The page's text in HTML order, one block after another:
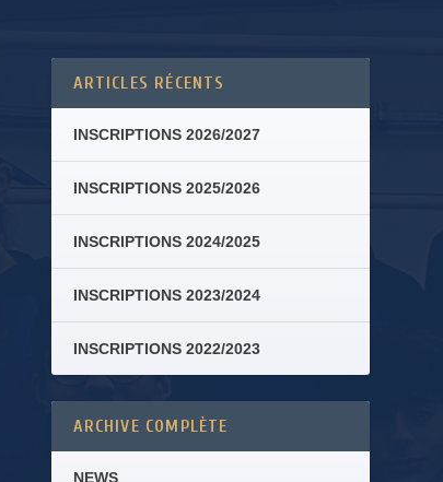
ARTICLES RÉCENTS
INSCRIPTIONS 2026/2027
INSCRIPTIONS 2025/2026
INSCRIPTIONS 2024/2025
INSCRIPTIONS 2023/2024
INSCRIPTIONS 2022/2023
ARCHIVE COMPLÈTE
NEWS